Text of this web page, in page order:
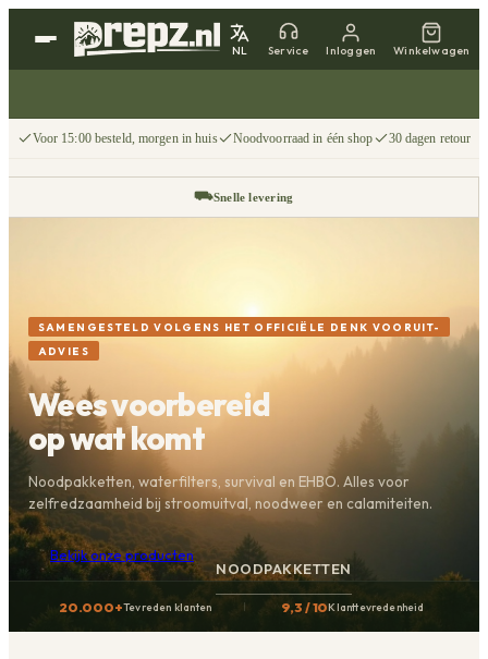
NL Service Inloggen Winkelwagen
Voor 15:00 besteld, morgen in huis Noodvoorraad in één shop 30 dagen retour
⛟Snelle levering
SAMENGESTELD VOLGENS HET OFFICIËLE DENK VOORUIT-
ADVIES
Wees voorbereid
op wat komt
Noodpakketten, waterfilters, survival en EHBO. Alles voor
zelfredzaamheid bij stroomuitval, noodweer en calamiteiten.
Bekijk onze producten
NOODPAKKETTEN
20.000+Tevreden klanten 9,3 / 10Klanttevredenheid